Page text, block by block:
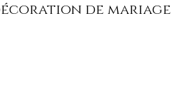
de mariage